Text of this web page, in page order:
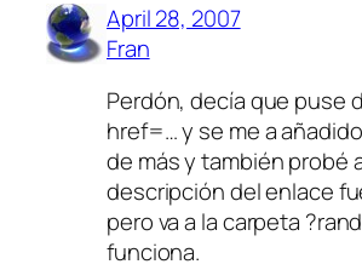
April 28, 2007
Fran
Perdón, decía que puse
href=… y se me a
de más y también probé
descripción del enlace
pero va a la carpeta
funciona.